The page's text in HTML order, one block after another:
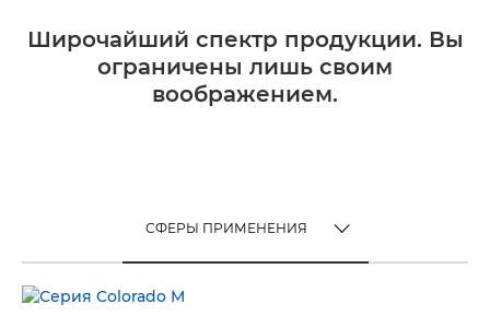
Широчайший спектр продукции. Вы
ограничены лишь своим
воображением.
СФЕРЫ ПРИМЕНЕНИЯ
СФЕРЫ ПРИМЕНЕНИЯ